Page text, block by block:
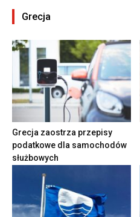
Grecja
Grecja zaostrza przepisy
podatkowe dla samochodów
służbowych